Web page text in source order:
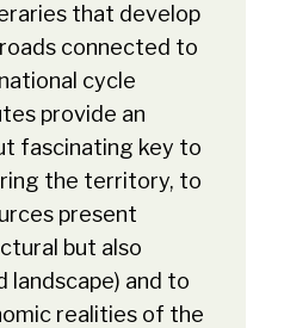
that develop
connected to
cycle
provide an
fascinating key to
the territory, to
present
but also
landscape) and to
realities of the